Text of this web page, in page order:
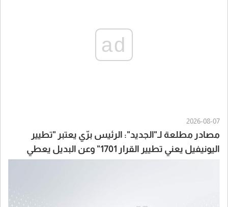
ad
2026-08-07
مصادر مطلعة لـ"الجديد": الرئيس برّي يعتبر "تطيير
اليونيفيل يعني تطيير القرار 1701" وعن البديل يعطي